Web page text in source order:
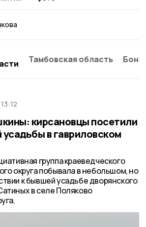
Тамбовская область
кирсановцы посетили
в гавриловском
группа краеведческого
округа побывала в небольшом, но
к бывшей усадьбе дворянского
в селе Поляково